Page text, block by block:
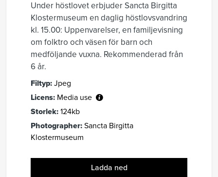
Under höstlovet erbjuder Sancta Birgitta
Klostermuseum en daglig höstlovsvandring
kl. 15.00: Uppenvarelser, en familjevisning
om folktro och väsen för barn och
medföljande vuxna. Rekommenderad från
6 år.
Filtyp: Jpeg
Licens: Media use
Storlek: 124kb
Photographer: Sancta Birgitta
Klostermuseum
Ladda ned